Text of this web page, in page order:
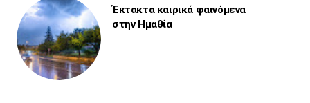
Έκτακτα καιρικά φαινόμενα
στην Ημαθία